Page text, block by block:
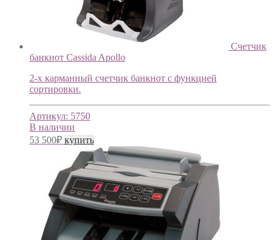
Cчетчик
банкнот Cassida Apollo
2-х карманный счетчик банкнот с функцией
сортировки.
Артикул: 5750
В наличии
53 500₽ купить